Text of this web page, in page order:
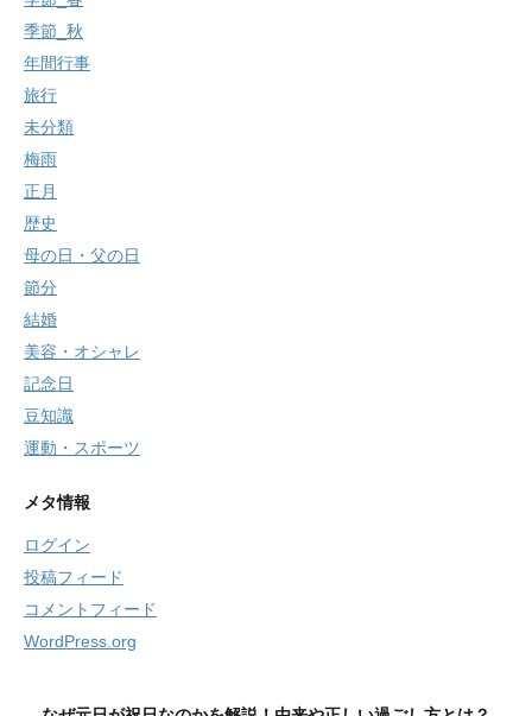
季節_秋
年間行事
旅行
未分類
梅雨
正月
歴史
母の日・父の日
節分
結婚
美容・オシャレ
記念日
豆知識
運動・スポーツ
メタ情報
ログイン
投稿フィード
コメントフィード
WordPress.org